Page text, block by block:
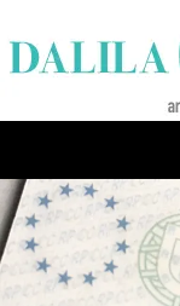
to
content